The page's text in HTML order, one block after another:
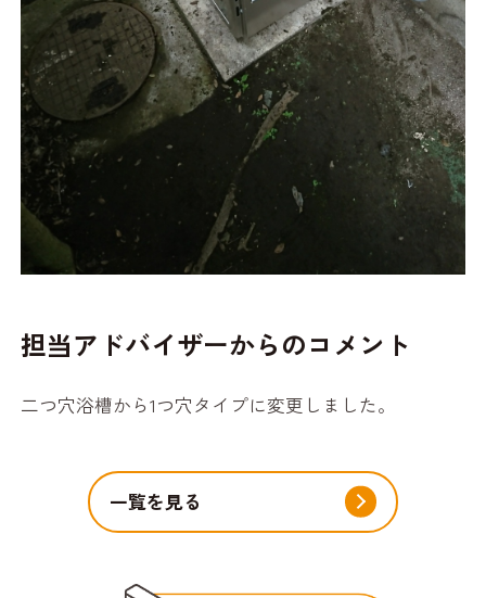
担当アドバイザーからのコメント
二つ穴浴槽から1つ穴タイプに変更しました。
一覧を見る